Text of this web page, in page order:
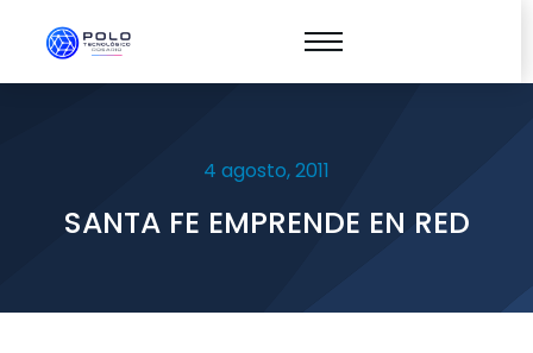
4 agosto, 2011
SANTA FE EMPRENDE EN RED